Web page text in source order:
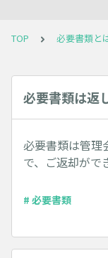
TOP 必要書類と
必要書類は返
必要書類は管理
で、ご返却がで
# 必要書類